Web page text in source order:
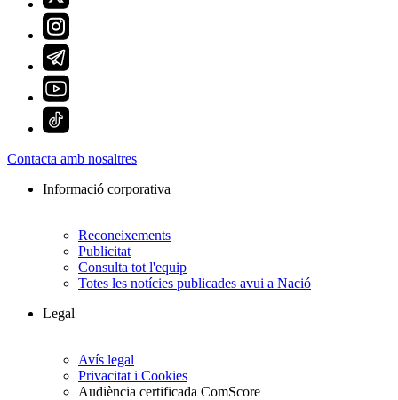
Contacta amb nosaltres
Informació corporativa
Reconeixements
Publicitat
Consulta tot l'equip
Totes les notícies publicades avui a Nació
Legal
Avís legal
Privacitat i Cookies
Audiència certificada ComScore